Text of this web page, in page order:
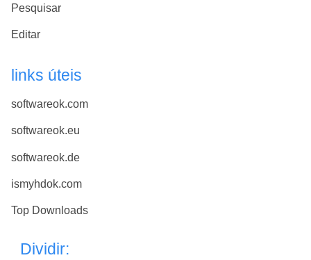
Pesquisar
Editar
links úteis
softwareok.com
softwareok.eu
softwareok.de
ismyhdok.com
Top Downloads
Dividir: